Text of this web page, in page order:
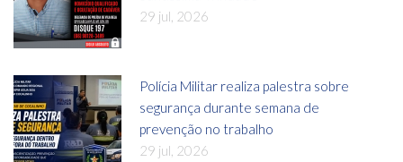
29 jul, 2026
Polícia Militar realiza palestra sobre
segurança durante semana de
prevenção no trabalho
29 jul, 2026